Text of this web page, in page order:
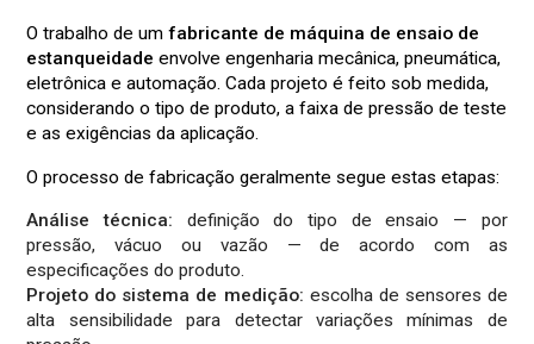
O trabalho de umfabricante de máquina de ensaio de
estanqueidade envolve engenharia mecânica, pneumática,
eletrônica e automação. Cada projeto é feito sob medida,
considerando o tipo de produto, a faixa de pressão de teste
e as exigências da aplicação.
O processo de fabricação geralmente segue estas etapas:
Análise técnica: definição do tipo de ensaio — por
pressão, vácuo ou vazão — de acordo com as
especificações do produto.
Projeto do sistema de medição: escolha de sensores de
alta sensibilidade para detectar variações mínimas de